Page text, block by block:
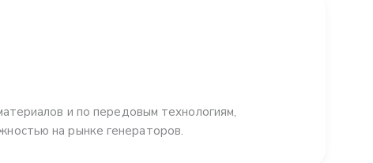
и по передовым технологиям,
на рынке генераторов.